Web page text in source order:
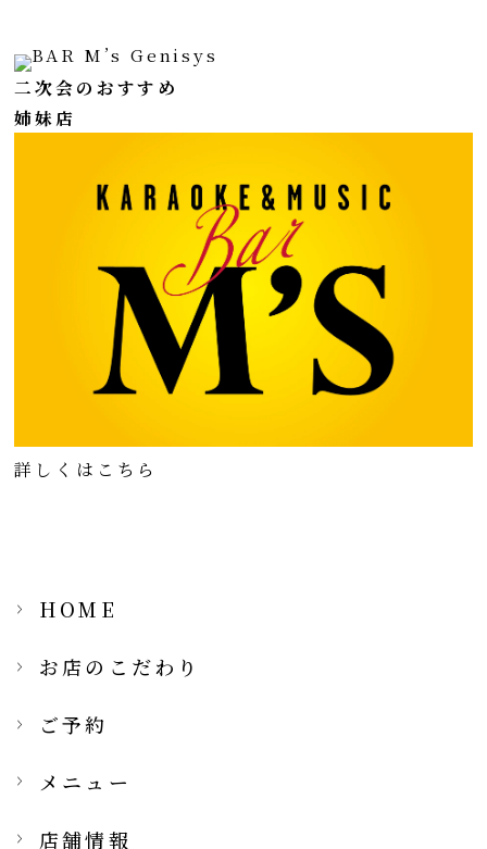
二次会のおすすめ
姉妹店
詳しくはこちら
HOME
お店のこだわり
ご予約
メニュー
店舗情報